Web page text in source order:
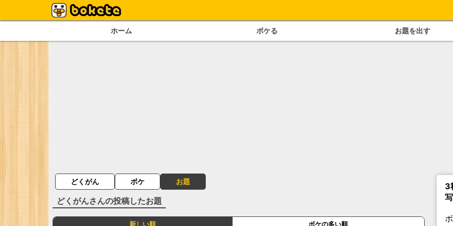
ホーム ボケる お題を出す
どくがん ボケ お題
どくがんさんの投稿したお題
新しい順 ボケの多い順
3